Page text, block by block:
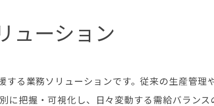
ューション
る業務ソリューションです。従来の生産管理
に把握・可視化し、日々変動する需給バランス